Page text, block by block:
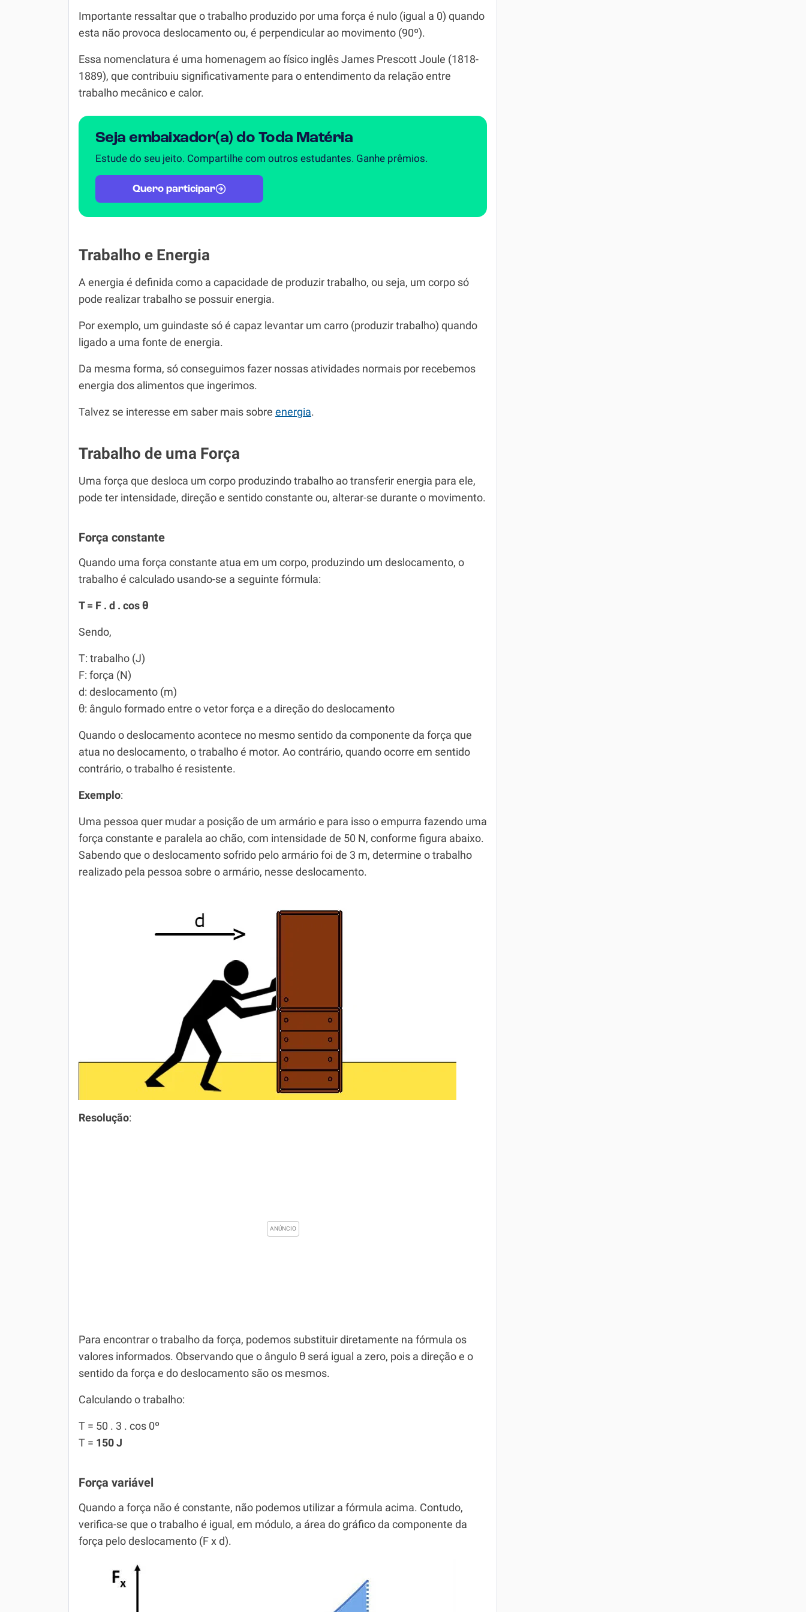
Importante ressaltar que o trabalho produzido por uma força é nulo (igual a 0) quando
esta não provoca deslocamento ou, é perpendicular ao movimento (90º).
Essa nomenclatura é uma homenagem ao físico inglês James Prescott Joule (1818-
1889), que contribuiu significativamente para o entendimento da relação entre
trabalho mecânico e calor.
Seja embaixador(a) do Toda Matéria
Estude do seu jeito. Compartilhe com outros estudantes. Ganhe prêmios.
Quero participar
Trabalho e Energia
A energia é definida como a capacidade de produzir trabalho, ou seja, um corpo só
pode realizar trabalho se possuir energia.
Por exemplo, um guindaste só é capaz levantar um carro (produzir trabalho) quando
ligado a uma fonte de energia.
Da mesma forma, só conseguimos fazer nossas atividades normais por recebemos
energia dos alimentos que ingerimos.
Talvez se interesse em saber mais sobre energia.
Trabalho de uma Força
Uma força que desloca um corpo produzindo trabalho ao transferir energia para ele,
pode ter intensidade, direção e sentido constante ou, alterar-se durante o movimento.
Força constante
Quando uma força constante atua em um corpo, produzindo um deslocamento, o
trabalho é calculado usando-se a seguinte fórmula:
T = F . d . cos θ
Sendo,
T: trabalho (J)
F: força (N)
d: deslocamento (m)
θ: ângulo formado entre o vetor força e a direção do deslocamento
Quando o deslocamento acontece no mesmo sentido da componente da força que
atua no deslocamento, o trabalho é motor. Ao contrário, quando ocorre em sentido
contrário, o trabalho é resistente.
Exemplo:
Uma pessoa quer mudar a posição de um armário e para isso o empurra fazendo uma
força constante e paralela ao chão, com intensidade de 50 N, conforme figura abaixo.
Sabendo que o deslocamento sofrido pelo armário foi de 3 m, determine o trabalho
realizado pela pessoa sobre o armário, nesse deslocamento.
Resolução:
Para encontrar o trabalho da força, podemos substituir diretamente na fórmula os
valores informados. Observando que o ângulo θ será igual a zero, pois a direção e o
sentido da força e do deslocamento são os mesmos.
Calculando o trabalho:
T = 50 . 3 . cos 0º
T = 150 J
Força variável
Quando a força não é constante, não podemos utilizar a fórmula acima. Contudo,
verifica-se que o trabalho é igual, em módulo, a área do gráfico da componente da
força pelo deslocamento (F x d).